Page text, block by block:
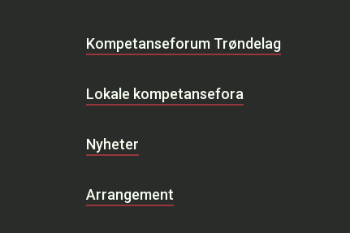
Kompetanseforum Trøndelag
Lokale kompetansefora
Nyheter
Arrangement